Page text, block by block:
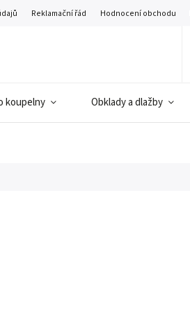
Reklamační řád Hodnocení obchodu
koupelny Obklady a dlažby